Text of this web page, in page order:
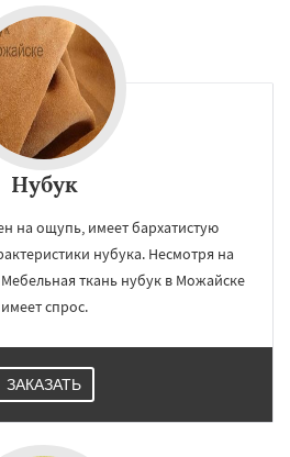
Ногинск
Зуево
Подольск
Раменское
Сергиев Посад
Купавна
Химки
Чехов Шатура
Электросталь
Андреево
Вербилки
Нубук
на ощупь, имеет бархатистую
нубука. Несмотря на
ткань нубук в Можайске
имеет спрос.
ЗАКАЗАТЬ
обработку персональных данных